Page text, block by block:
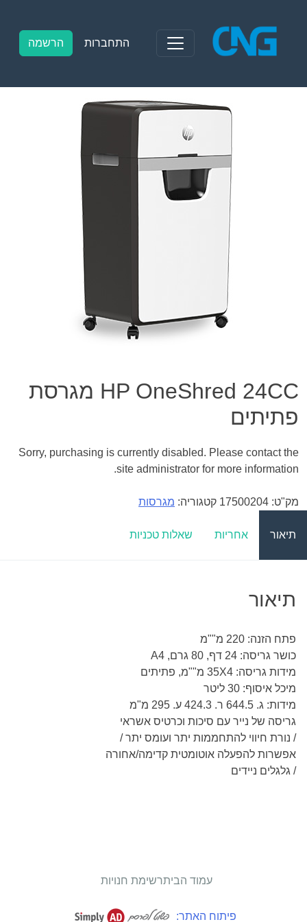
content
התחברות הרשמה
HP OneShred 24CC מגרסת
פתיתים
Sorry, purchasing is currently disabled. Please contact the
site administrator for more information.
מק"ט: 17500204 קטגוריה: מגרסות
תיאור אחריות שאלות טכניות
תיאור
פתח הזנה: 220 מ""מ
כושר גריסה: 24 דף, 80 גרם, A4
מידות גריסה: 35X4 מ""מ, פתיתים
מיכל איסוף: 30 ליטר
מידות: ג. 644.5 ר. 424.3 ע. 295 מ"מ
גריסה של נייר עם סיכות וכרטיס אשראי
/ נורת חיווי להתחממות יתר ועומס יתר /
אפשרות להפעלה אוטומטית קדימה/אחורה
/ גלגלים ניידים
עמוד הביתרשימת חנויות
פיתוח האתר: